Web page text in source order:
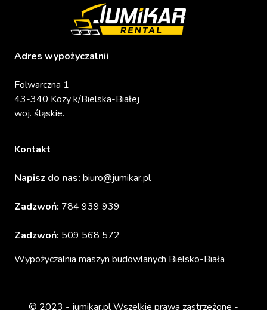
Adres wypożyczalnii
Folwarczna 1
43-340 Kozy k/Bielska-Białej
woj. śląskie.
Kontakt
Napisz do nas: biuro@jumikar.pl
Zadzwoń: 784 939 939
Zadzwoń: 509 568 572
Wypożyczalnia maszyn budowlanych Bielsko-Biała
© 2023 - jumikar.plWszelkie prawa zastrzeżone -